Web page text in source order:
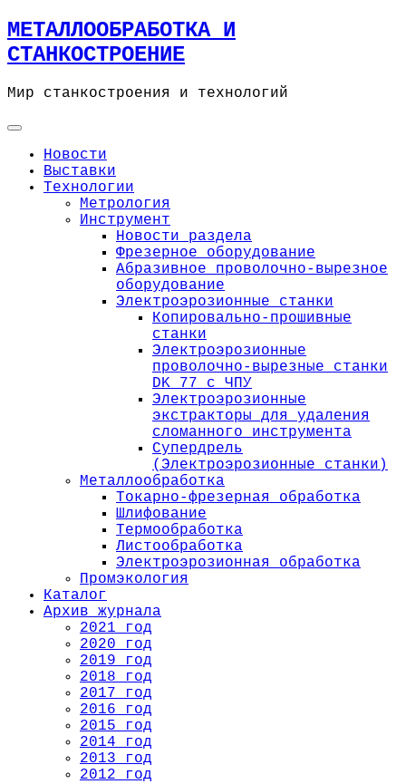
Skip
to
content
МЕТАЛЛООБРАБОТКА И
СТАНКОСТРОЕНИЕ
Мир станкостроения и технологий
Новости
Выставки
Технологии
Метрология
Инструмент
Новости раздела
Фрезерное оборудование
Абразивное проволочно-вырезное
оборудование
Электроэрозионные станки
Копировально-прошивные
станки
Электроэрозионные
проволочно-вырезные станки
DK 77 с ЧПУ
Электроэрозионные
экстракторы для удаления
сломанного инструмента
Супердрель
(Электроэрозионные станки)
Металлообработка
Токарно-фрезерная обработка
Шлифование
Термообработка
Листообработка
Электроэрозионная обработка
Промэкология
Каталог
Архив журнала
2021 год
2020 год
2019 год
2018 год
2017 год
2016 год
2015 год
2014 год
2013 год
2012 год